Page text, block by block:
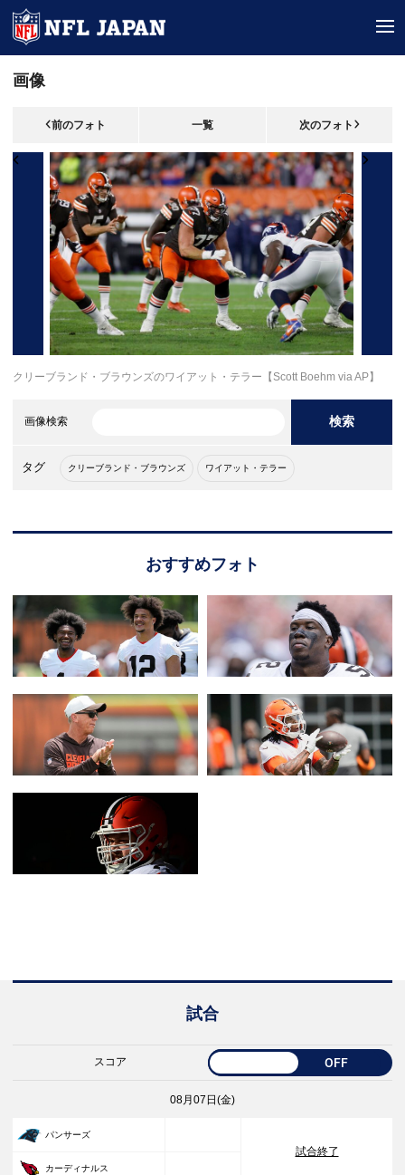
画像
前のフォト 一覧 次のフォト
クリーブランド・ブラウンズのワイアット・テラー【Scott Boehm via AP】
画像検索 検索
タグ クリーブランド・ブラウンズ ワイアット・テラー
おすすめフォト
試合
スコア OFF
08月07日(金)
パンサーズ
試合終了
カーディナルス